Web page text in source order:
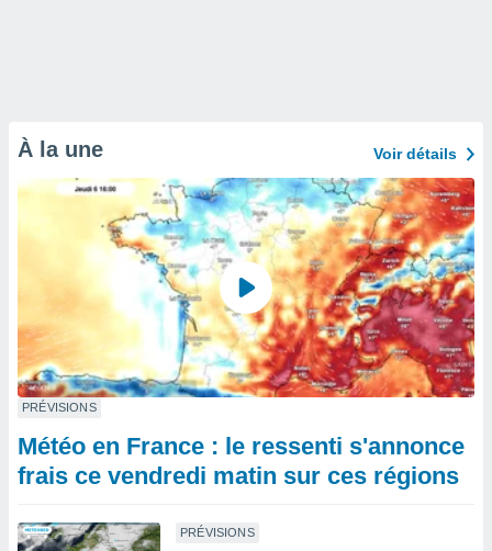
À la une Voir détails
PRÉVISIONS
Météo en France : le ressenti s'annonce
frais ce vendredi matin sur ces régions
PRÉVISIONS